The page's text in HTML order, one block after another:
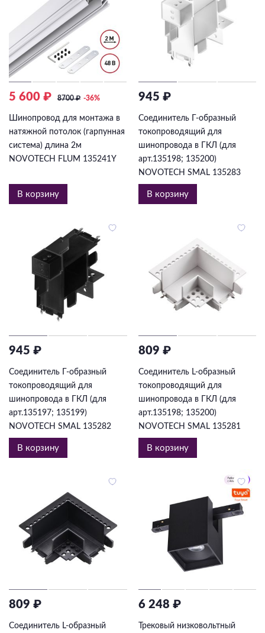
5 600 ₽ 8700₽ -36%
Шинопровод для монтажа в
натяжной потолок (гарпунная
система) длина 2м
NOVOTECH FLUM 135241Y
В корзину
945 ₽
Соединитель Г-образный
токопроводящий для
шинопровода в ГКЛ (для
арт.135198; 135200)
NOVOTECH SMAL 135283
В корзину
945 ₽
Соединитель Г-образный
токопроводящий для
шинопровода в ГКЛ (для
арт.135197; 135199)
NOVOTECH SMAL 135282
В корзину
809 ₽
Соединитель L-образный
токопроводящий для
шинопровода в ГКЛ (для
арт.135198; 135200)
NOVOTECH SMAL 135281
В корзину
809 ₽
Соединитель L-образный
6 248 ₽
Трековый низковольтный